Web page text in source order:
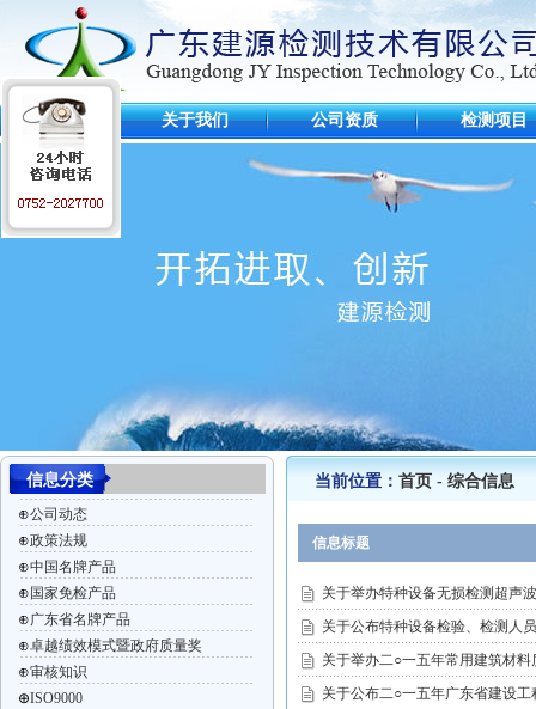
首 页 关于我们 公司资质 检测项目
信息分类
⊕公司动态
⊕政策法规
⊕中国名牌产品
⊕ 国家免检产品
⊕广东省名牌产品
⊕卓越绩效模式暨政府质量奖
⊕审核知识
⊕ISO9000
当前位置： 首页 - 综合信息
信息标题
关于举办特种设备无损检测超声
关于公布特种设备检验、检测人
关于举办二○一五年常用建筑材
关于公布二○一五年广东省建设